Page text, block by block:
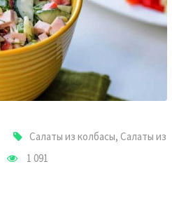
Салаты из колбасы, Салаты из
1 091